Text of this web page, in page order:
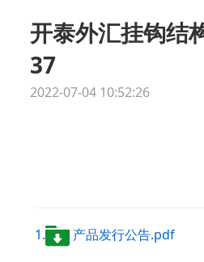
开泰外汇挂钩结
37
2022-07-04 10:52:26
1. 产品发行公告.pdf